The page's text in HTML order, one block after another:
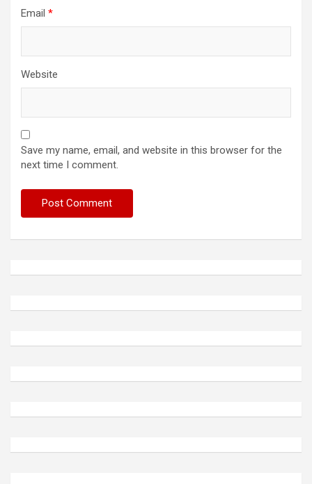
Email *
Website
Save my name, email, and website in this browser for the
next time I comment.